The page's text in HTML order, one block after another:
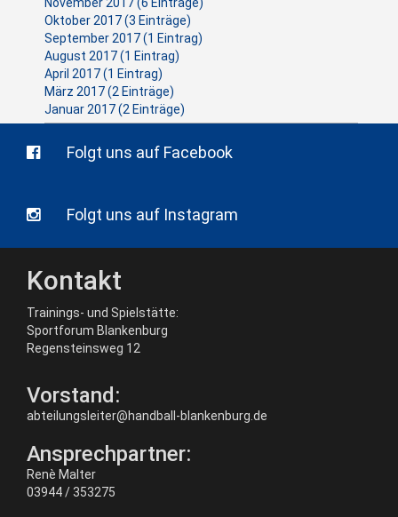
Oktober 2017 (3 Einträge)
September 2017 (1 Eintrag)
August 2017 (1 Eintrag)
April 2017 (1 Eintrag)
März 2017 (2 Einträge)
Januar 2017 (2 Einträge)
Folgt uns auf Facebook
Folgt uns auf Instagram
Kontakt
Trainings- und Spielstätte:
Sportforum Blankenburg
Regensteinsweg 12
Vorstand:
abteilungsleiter@handball-blankenburg.de
Ansprechpartner:
Renè Malter
03944 / 353275